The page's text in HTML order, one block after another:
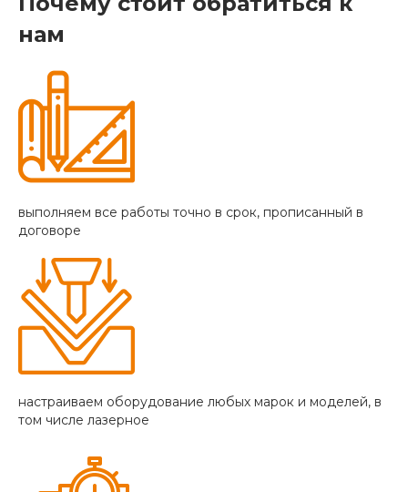
нам
выполняем все работы точно в срок, прописанный в
договоре
настраиваем оборудование любых марок и моделей, в
том числе лазерное